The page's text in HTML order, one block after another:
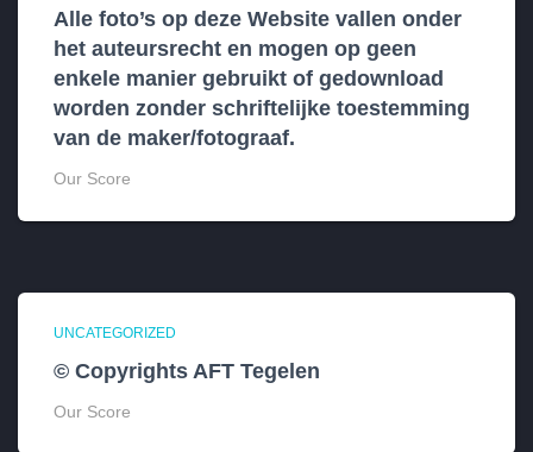
Alle foto’s op deze Website vallen onder
het auteursrecht en mogen op geen
enkele manier gebruikt of gedownload
worden zonder schriftelijke toestemming
van de maker/fotograaf.
Our Score
UNCATEGORIZED
© Copyrights AFT Tegelen
Our Score